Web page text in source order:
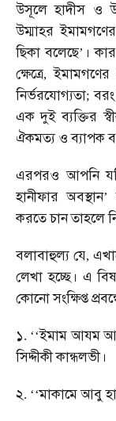
উসূলে হাদীস ও
উম্মাহর ইমামগণের
ছিকা বলেছে’ ।
ক্ষেত্রে,ইমামগণের
নির্ভরযোগ্যতা;বরং
এক দুই ব্যক্তির
ঐকমত্য ও ব্যাপক
এরপরও আপনি
হানীফার অবস্থান’
করতেচানতাহলে
বলাবাহুল্য যে,
লেখা হচ্ছে। এ
কোনোসংক্ষিপ্ত
১. ‘‘ইমাম আযম
সিদ্দীকীকান্ধলভী।
২. ‘‘মাকামেআবু